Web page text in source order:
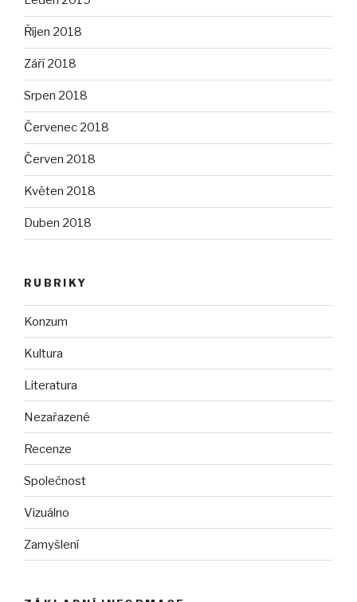
Říjen 2018
Září 2018
Srpen 2018
Červenec 2018
Červen 2018
Květen 2018
Duben 2018
RUBRIKY
Konzum
Kultura
Literatura
Nezařazené
Recenze
Společnost
Vizuálno
Zamyšlení